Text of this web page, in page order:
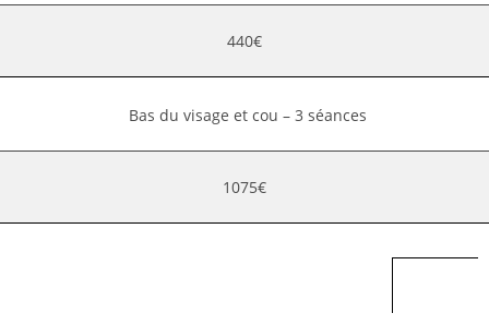
440€
Bas du visage et cou – 3 séances
1075€